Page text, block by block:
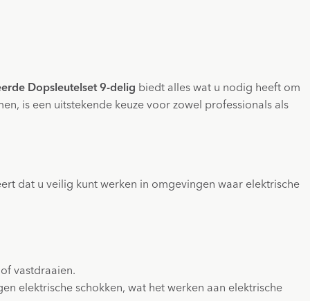
Dopsleutelset 9-delig biedt alles wat u nodig heeft om
is een uitstekende keuze voor zowel professionals als
dat u veilig kunt werken in omgevingen waar elektrische
vastdraaien.
elektrische schokken, wat het werken aan elektrische